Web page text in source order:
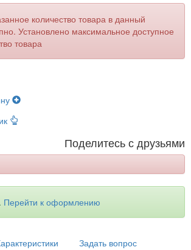
количество товара в данный
Установлено максимальное доступное
товара
Поделитесь с друзьями
Перейти к оформлению
Задать вопрос